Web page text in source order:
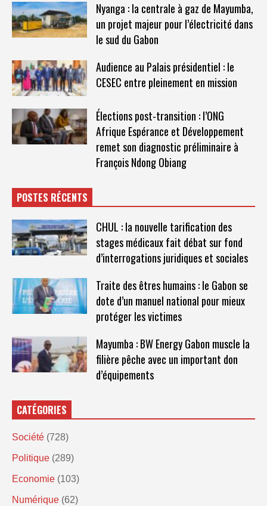
Nyanga : la centrale à gaz de Mayumba,
un projet majeur pour l’électricité dans
le sud du Gabon
Audience au Palais présidentiel : le
CESEC entre pleinement en mission
Élections post-transition : l’ONG
Afrique Espérance et Développement
remet son diagnostic préliminaire à
François Ndong Obiang
POSTES RÉCENTS
CHUL : la nouvelle tarification des
stages médicaux fait débat sur fond
d’interrogations juridiques et sociales
Traite des êtres humains : le Gabon se
dote d’un manuel national pour mieux
protéger les victimes
Mayumba : BW Energy Gabon muscle la
filière pêche avec un important don
d’équipements
CATÉGORIES
Société (728)
Politique (289)
Economie (103)
Numérique (62)